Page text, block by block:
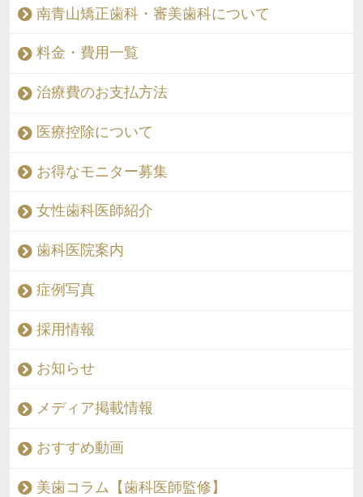
南青山矯正歯科・審美歯科について
料金・費用一覧
治療費のお支払方法
医療控除について
お得なモニター募集
女性歯科医師紹介
歯科医院案内
症例写真
採用情報
お知らせ
メディア掲載情報
おすすめ動画
美歯コラム【歯科医師監修】